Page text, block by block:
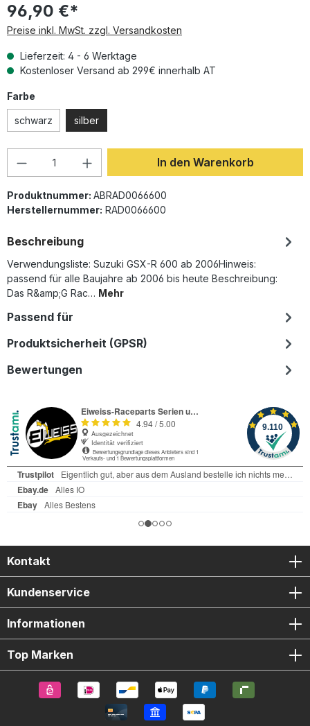
96,90 €*
Preise inkl. MwSt. zzgl. Versandkosten
Lieferzeit: 4 - 6 Werktage
Kostenloser Versand ab 299€ innerhalb AT
Farbe
schwarz silber
Produkt Anzahl: Gib den gewünschten
In den Warenkorb
Produktnummer: ABRAD0066600
Herstellernummer: RAD0066600
Beschreibung
Verwendungsliste: Suzuki GSX-R 600 ab 2006Hinweis:
passend für alle Baujahre ab 2006 bis heute Beschreibung:
Das R&amp;G Rac… Mehr
Passend für
Produktsicherheit (GPSR)
Bewertungen
Kontakt
Kundenservice
Informationen
Top Marken